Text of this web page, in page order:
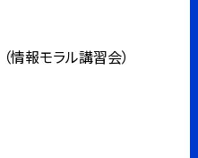
情報モラル講習会）